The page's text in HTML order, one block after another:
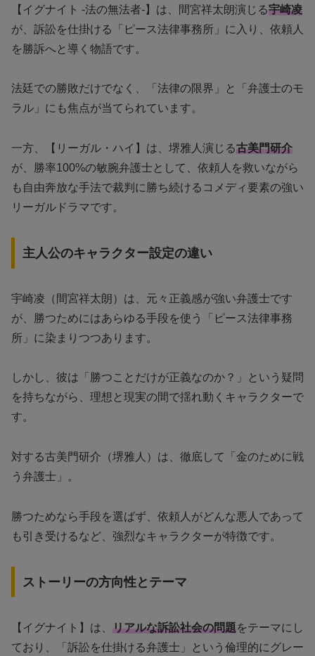
【イグナイト -法の無法者-】は、間宮祥太朗演じる宇崎凌
が、訴訟を仕掛ける「ピース法律事務所」に入り、依頼人
を勝訴へと導く物語です。
法廷での勝敗だけでなく、「法律の限界」と「弁護士のモ
ラル」にも焦点が当てられています。
一方、【リーガル・ハイ】は、堺雅人演じる古美門研介
が、勝率100%の敏腕弁護士として、依頼人を救いながら
も自由奔放な手法で裁判に勝ち続けるコメディ要素の強い
リーガルドラマです。
主人公のキャラクター設定の違い
宇崎凌（間宮祥太朗）は、元々正義感が強い弁護士です
が、勝つためにはあらゆる手段を使う「ピース法律事務
所」に染まりつつあります。
しかし、彼は「勝つことだけが正義なのか？」という疑問
を持ちながら、理想と現実の間で揺れ動くキャラクターで
す。
対する古美門研介（堺雅人）は、徹底して「金のために戦
う弁護士」。
勝つためなら手段を選ばず、依頼人がどんな悪人であって
も引き受けるなど、強烈なキャラクターが特徴です。
ストーリーの方向性とテーマ
【イグナイト】は、 リアルな訴訟社会の問題をテーマにし
ており、「訴訟を仕掛ける弁護士」という倫理的にグレー